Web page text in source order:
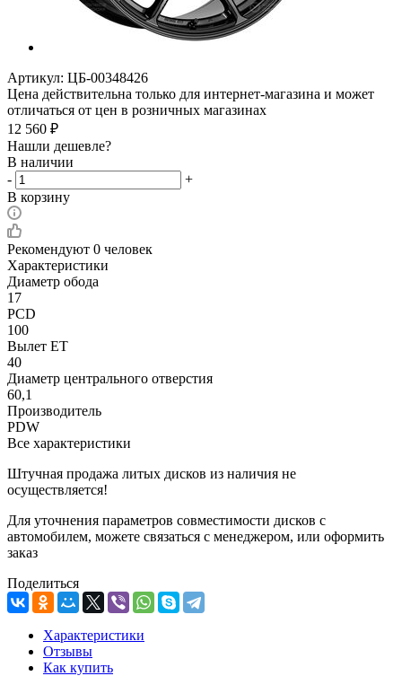
Артикул: ЦБ-00348426
Цена действительна только для интернет-магазина и может
отличаться от цен в розничных магазинах
12 560 ₽
Нашли дешевле?
В наличии
-
+
В корзину
Рекомендуют 0 человек
Характеристики
Диаметр обода
17
PCD
100
Вылет ET
40
Диаметр центрального отверстия
60,1
Производитель
PDW
Все характеристики
Штучная продажа литых дисков из наличия не
осуществляется!
Для уточнения параметров совместимости дисков с
автомобилем, можете связаться с менеджером, или оформить
заказ
Поделиться
Характеристики
Отзывы
Как купить